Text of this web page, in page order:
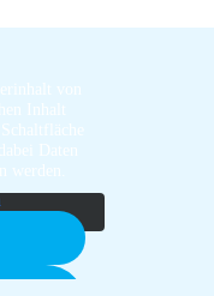
von
Inhalt
Daten
werden.